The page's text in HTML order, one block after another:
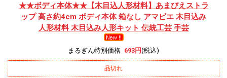
★★ボディ本体★★【木目込人形材料】あまびえストラ
ップ 高さ約4cm ボディ本体 箱なし アマビエ 木目込み
人形材料 木目込み人形キット 伝統工芸 手芸
まるぎん特別価格 693円(税込)
品切れ